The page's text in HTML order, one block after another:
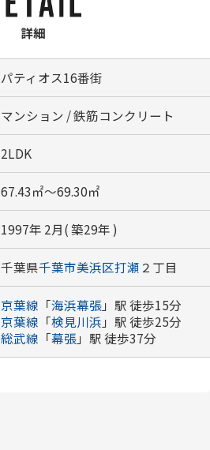
詳細
パティオス16番街
マンション / 鉄筋コンクリート
2LDK
67.43㎡～69.30㎡
1997年 2月( 築29年 )
千葉県千葉市美浜区打瀬 ２丁目
京葉線 「海浜幕張」駅 徒歩15分
京葉線 「検見川浜 」駅 徒歩25分
総武線 「幕張」駅 徒歩37分